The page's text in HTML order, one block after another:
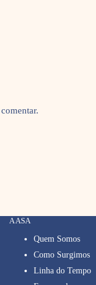
A ASA
Quem Somos
Como Surgimos
Linha do Tempo